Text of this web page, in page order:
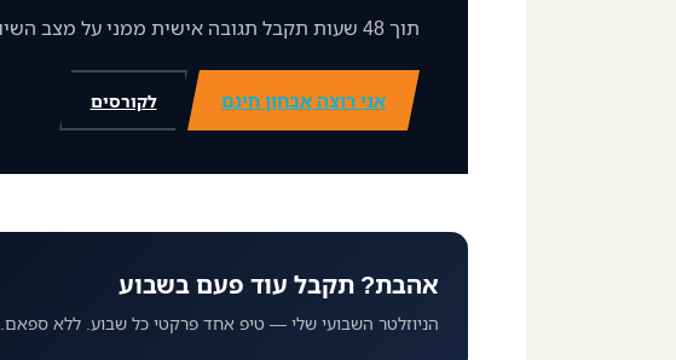
תוך 48 שעות תקבל תגובה אישית ממני על מצב השיווק שלך וצעד ברור קדימה.
אני רוצה אבחון חינם לקורסים
אהבת? תקבל עוד פעם בשבוע
הניוזלטר השבועי שלי — טיפ אחד פרקטי כל שבוע. ללא ספאם.